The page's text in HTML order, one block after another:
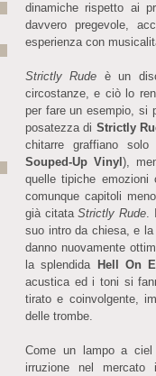
dinamiche rispetto ai
davvero pregevole,
esperienza con
Strictly Rude è un
circostanze, e ciò lo
per fare un esempio,
posatezza di Strictly
chitarre graffiano
Souped-Up Vinyl),
quelle tipiche
comunque capitoli
già citataStrictly Rude.
suo intro da chiesa, e
danno nuovamente
la splendida Hell On
acustica ed i toni si
tirato e coinvolgente,
delle trombe.
Come un lampo a
irruzione nel mercato